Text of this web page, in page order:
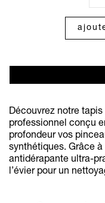
Découvrez notre
professionnel conçu
profondeur vos
synthétiques. Grâce
antidérapante ultra-
l’évier pour un